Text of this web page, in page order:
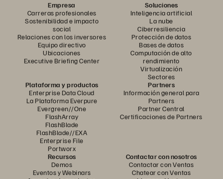
Empresa
Carreras profesionales
Sostenibilidad e impacto
social
Relaciones con los inversores
Equipo directivo
Ubicaciones
Executive Briefing Center
Soluciones
Inteligencia artificial
La nube
Ciberresiliencia
Protección de datos
Bases de datos
Computación de alto
rendimiento
Virtualización
Sectores
Plataforma y productos
Enterprise Data Cloud
La Plataforma Everpure
Evergreen//One
FlashArray
FlashBlade
FlashBlade//EXA
Enterprise File
Portworx
Partners
Información general para
Partners
Partner Central
Certificaciones de Partners
Recursos
Demos
Eventos y Webinars
Contactar con nosotros
Contactar con Ventas
Chatear con Ventas